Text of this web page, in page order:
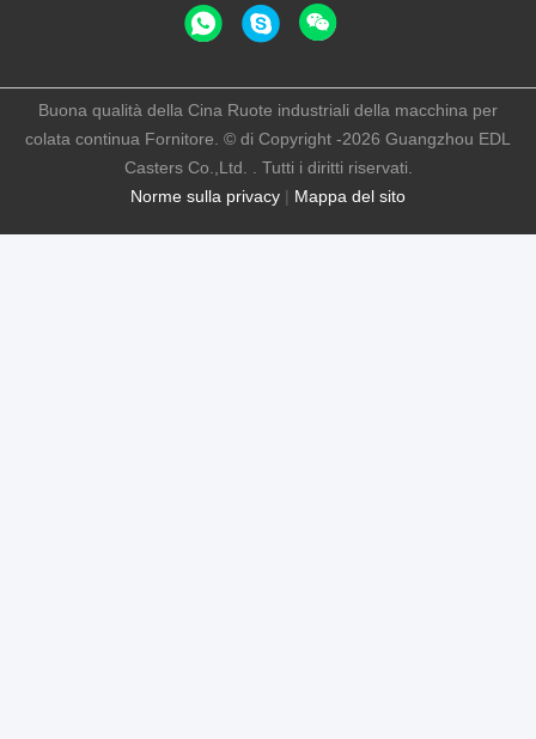
Norme sulla privacy | Mappa del sito
Buona qualità della Cina Ruote industriali della macchina per
colata continua Fornitore. © di Copyright -2026 Guangzhou EDL
Casters Co.,Ltd. . Tutti i diritti riservati.